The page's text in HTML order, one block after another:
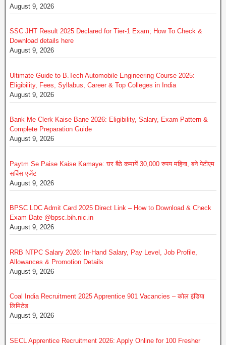
August 9, 2026
SSC JHT Result 2025 Declared for Tier-1 Exam; How To Check &
Download details here
August 9, 2026
Ultimate Guide to B.Tech Automobile Engineering Course 2025:
Eligibility, Fees, Syllabus, Career & Top Colleges in India
August 9, 2026
Bank Me Clerk Kaise Bane 2026: Eligibility, Salary, Exam Pattern &
Complete Preparation Guide
August 9, 2026
Paytm Se Paise Kaise Kamaye: घर बैठे कमायें 30,000 रुपय महिना, बने पेटीएम
सर्विस एजेंट
August 9, 2026
BPSC LDC Admit Card 2025 Direct Link – How to Download & Check
Exam Date @bpsc.bih.nic.in
August 9, 2026
RRB NTPC Salary 2026: In-Hand Salary, Pay Level, Job Profile,
Allowances & Promotion Details
August 9, 2026
Coal India Recruitment 2025 Apprentice 901 Vacancies – कोल इंडिया
लिमिटेड
August 9, 2026
SECL Apprentice Recruitment 2026: Apply Online for 100 Fresher